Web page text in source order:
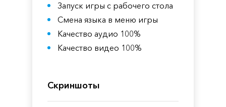
Запуск игры с рабочего стола
Смена языка в меню игры
Качество аудио 100%
Качество видео 100%
Скриншоты